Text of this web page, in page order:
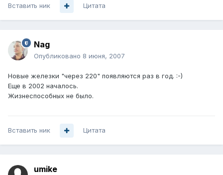
Вставить ник Цитата
Nag
Опубликовано 8 июня, 2007
Новые железки "через 220" появляются раз в год. :-)
Еще в 2002 началось.
Жизнеспособных не было.
Вставить ник Цитата
umike